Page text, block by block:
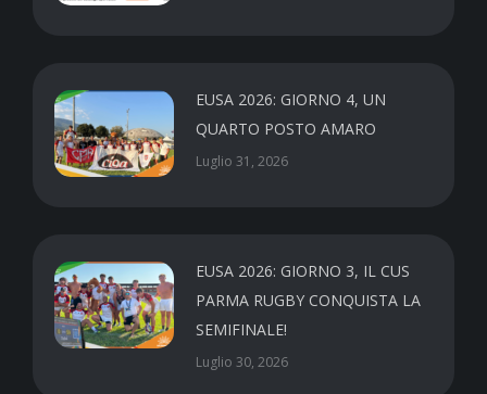
EUSA 2026: GIORNO 4, UN
QUARTO POSTO AMARO
Luglio 31, 2026
EUSA 2026: GIORNO 3, IL CUS
PARMA RUGBY CONQUISTA LA
SEMIFINALE!
Luglio 30, 2026